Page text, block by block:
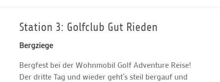
Station 3: Golfclub Gut Rieden
Bergziege
Bergfest bei der Wohnmobil Golf Adventure Reise!
Der dritte Tag und wieder geht’s steil bergauf und